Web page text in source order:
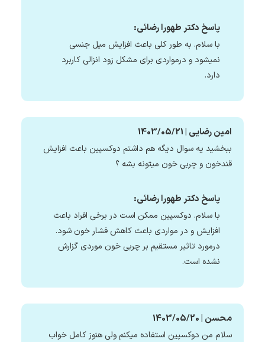
پاسخ دکتر طهورا رضائی:
با سلام. به طور کلی باعث افزایش میل جنسی
نمیشود و درمواردی برای مشکل زود انزالی کاربرد
دارد.
امین رضایی | 1403/05/21
ببخشید یه سوال دیگه هم داشتم دوکسپین باعث افزایش
قندخون و چربی خون میتونه بشه ؟
پاسخ دکتر طهورا رضائی:
با سلام. دوکسپین ممکن است در برخی افراد باعث
افزایش و در مواردی باعث کاهش فشار خون شود.
درمورد تاثیر مستقیم بر چربی خون موردی گزارش
نشده است.
محسن | 1403/05/20
سلام من دوکسپین استفاده میکنم ولی هنوز کامل خواب